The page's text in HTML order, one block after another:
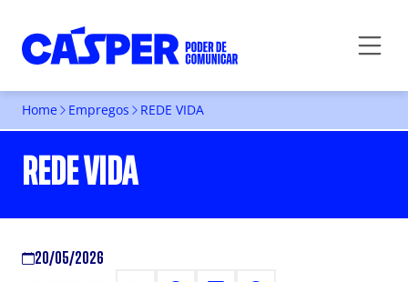
Home Empregos REDE VIDA
REDE VIDA
20/05/2026